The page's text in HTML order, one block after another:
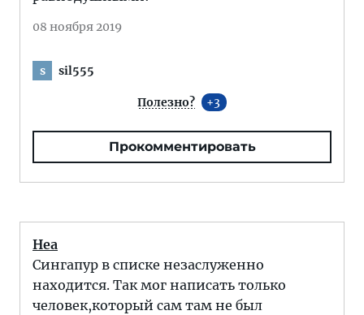
08 ноября 2019
s sil555
Полезно? 3
Прокомментировать
Неа
Сингапур в списке незаслуженно
находится. Так мог написать только
человек,который сам там не был